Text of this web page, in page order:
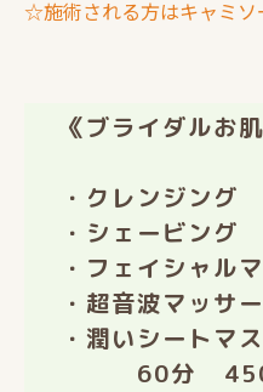
☆施術される方はキャミソ
《ブライダルお
・クレンジング
・シェービング
・フェイシャル
・超音波マッサ
・潤いシートマ
60分